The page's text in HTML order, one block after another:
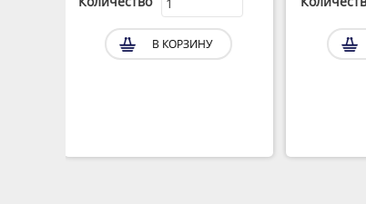
В КОРЗИНУ